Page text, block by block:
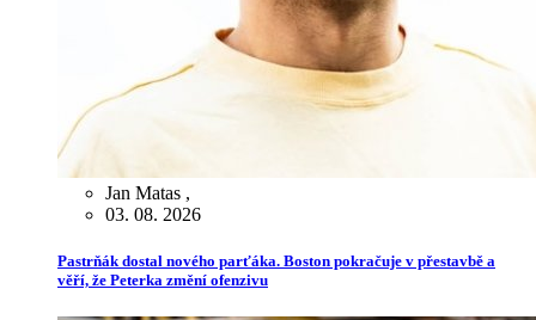
Jan Matas ,
03. 08. 2026
Pastrňák dostal nového parťáka. Boston pokračuje v přestavbě a
věří, že Peterka změní ofenzivu